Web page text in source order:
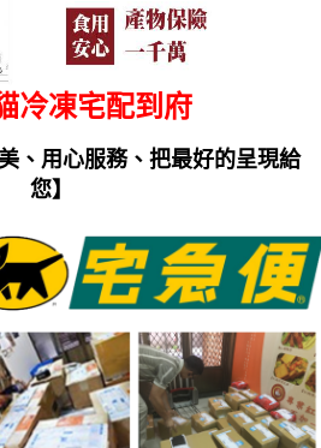
冷凍宅配到府
、用心服務、把最好的呈現給
您】